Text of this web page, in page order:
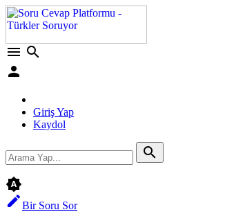
menu search
person
Giriş Yap
Kaydol
search
brightness_auto
editBir Soru Sor